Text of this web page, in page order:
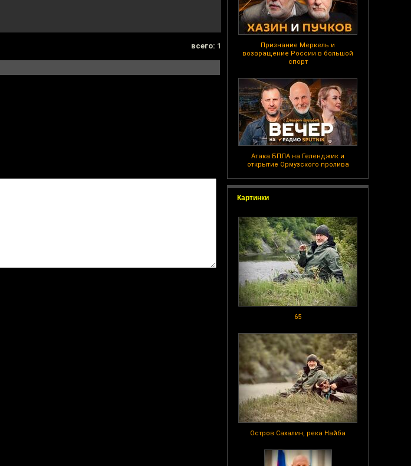
Признание Меркель и
возвращение России в большой
спорт
Атака БПЛА на Геленджик и
открытие Ормузского пролива
Картинки
65
Остров Сахалин, река Найба
всего: 1